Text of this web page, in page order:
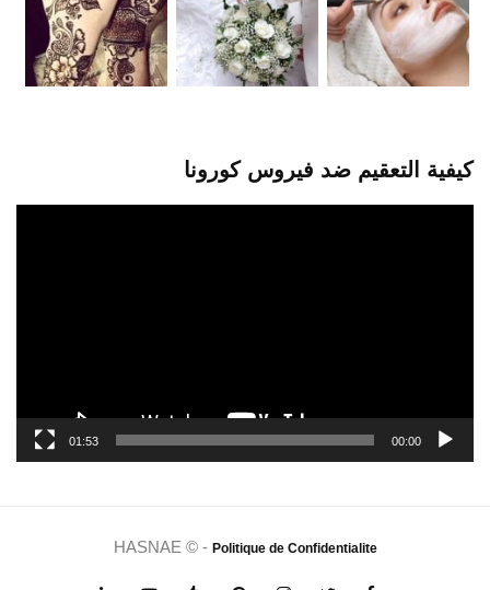
كيفية التعقيم ضد فيروس كورونا
00:00
01:53
HASNAE © - Politique de Confidentialite